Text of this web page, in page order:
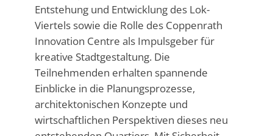
Entstehung und Entwicklung des Lok-
Viertels sowie die Rolle des Coppenrath
Innovation Centre als Impulsgeber für
kreative Stadtgestaltung. Die
Teilnehmenden erhalten spannende
Einblicke in die Planungsprozesse,
architektonischen Konzepte und
wirtschaftlichen Perspektiven dieses neu